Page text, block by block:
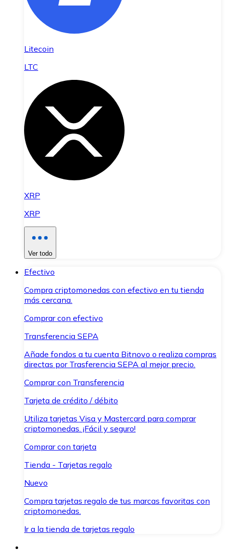
Litecoin
LTC
XRP
XRP
Ver todo
Efectivo
Compra criptomonedas con efectivo en tu tienda
más cercana.
Comprar con efectivo
Transferencia SEPA
Añade fondos a tu cuenta Bitnovo o realiza compras
directas por Trasferencia SEPA al mejor precio.
Comprar con Transferencia
Tarjeta de crédito / débito
Utiliza tarjetas Visa y Mastercard para comprar
criptomonedas. ¡Fácil y seguro!
Comprar con tarjeta
Tienda - Tarjetas regalo
Nuevo
Compra tarjetas regalo de tus marcas favoritas con
criptomonedas.
Ir a la tienda de tarjetas regalo